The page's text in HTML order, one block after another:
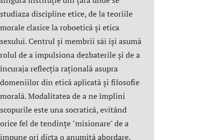
studiaza discipline etice, de la teoriile
morale clasice la roboetică și etica
sexului. Centrul şi membrii săi îşi asumă
rolul de a impulsiona dezbaterile și de a
încuraja reflecția rațională asupra
domeniilor din etică aplicată şi filosofie
morală. Modalitatea de a ne împlini
scopurile este una socratică, evitând
orice fel de tendințe "misionare" de a
impune ori dicta o anumită abordare.